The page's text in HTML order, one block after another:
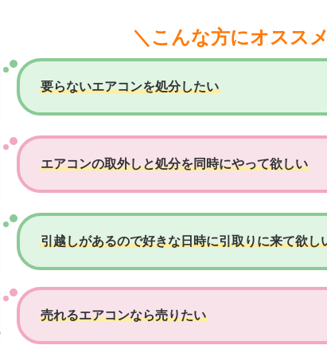
＼こんな方にオスス
要らないエアコンを処分したい
エアコンの取外しと処分を同時にやって欲しい
引越しがあるので好きな日時に引取りに来て欲し
売れるエアコンなら売りたい